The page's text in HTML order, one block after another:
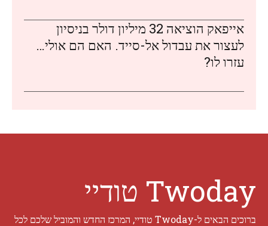
אייפאק הוציאה 32 מיליון דולר בניסיון
לעצור את עבדול אל-סייד. האם הם אולי…
עזרו לו?
Twoday טודיי
ברוכים הבאים ל-Twoday טודיי, המרכז החדש והמוביל שלכם לכל